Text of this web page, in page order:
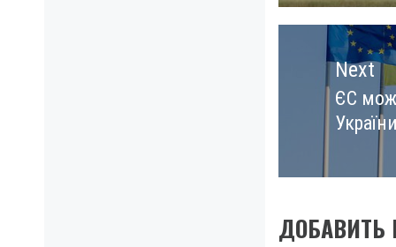
Next
Next
post:
ЄС
ДОБАВИТЬ